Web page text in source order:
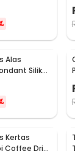
Alas
Silikon
Slip -
Kertas
Coffee Drip